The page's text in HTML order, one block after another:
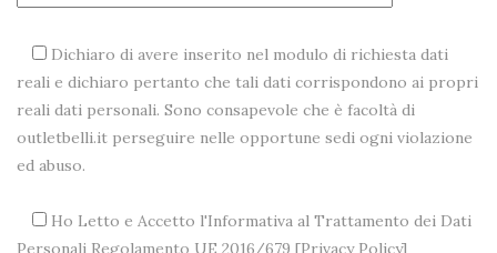
Dichiaro di avere inserito nel modulo di richiesta dati
reali e dichiaro pertanto che tali dati corrispondono ai propri
reali dati personali. Sono consapevole che è facoltà di
outletbelli.it perseguire nelle opportune sedi ogni violazione
ed abuso.
Ho Letto e Accetto l'Informativa al Trattamento dei Dati
Personali Regolamento UE 2016/679 [Privacy Policy]